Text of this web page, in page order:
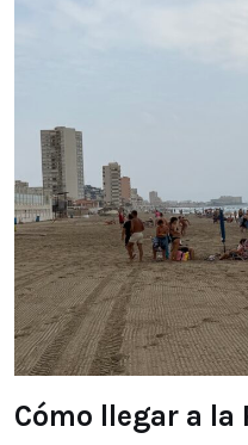
Cómo llegar a la